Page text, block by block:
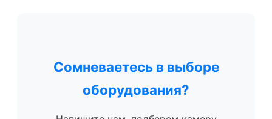
Сомневаетесь в выборе
оборудования?